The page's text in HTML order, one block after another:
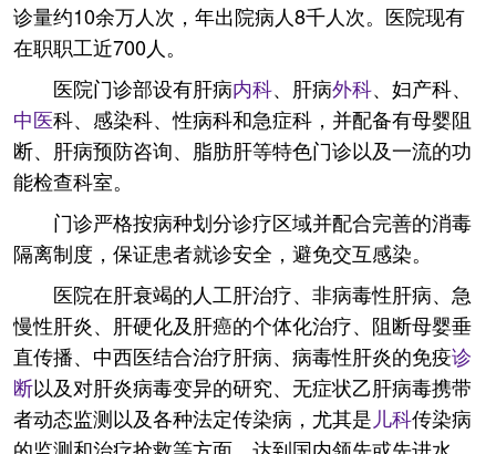
诊量约10余万人次，年出院病人8千人次。医院现有
在职职工近700人。
医院门诊部设有肝病内科、肝病外科、妇产科、
中医科、感染科、性病科和急症科，并配备有母婴阻
断、肝病预防咨询、脂肪肝等特色门诊以及一流的功
能检查科室。
门诊严格按病种划分诊疗区域并配合完善的消毒
隔离制度，保证患者就诊安全，避免交互感染。
医院在肝衰竭的人工肝治疗、非病毒性肝病、急
慢性肝炎、肝硬化及肝癌的个体化治疗、阻断母婴垂
直传播、中西医结合治疗肝病、病毒性肝炎的免疫诊
断以及对肝炎病毒变异的研究、无症状乙肝病毒携带
者动态监测以及各种法定传染病，尤其是儿科传染病